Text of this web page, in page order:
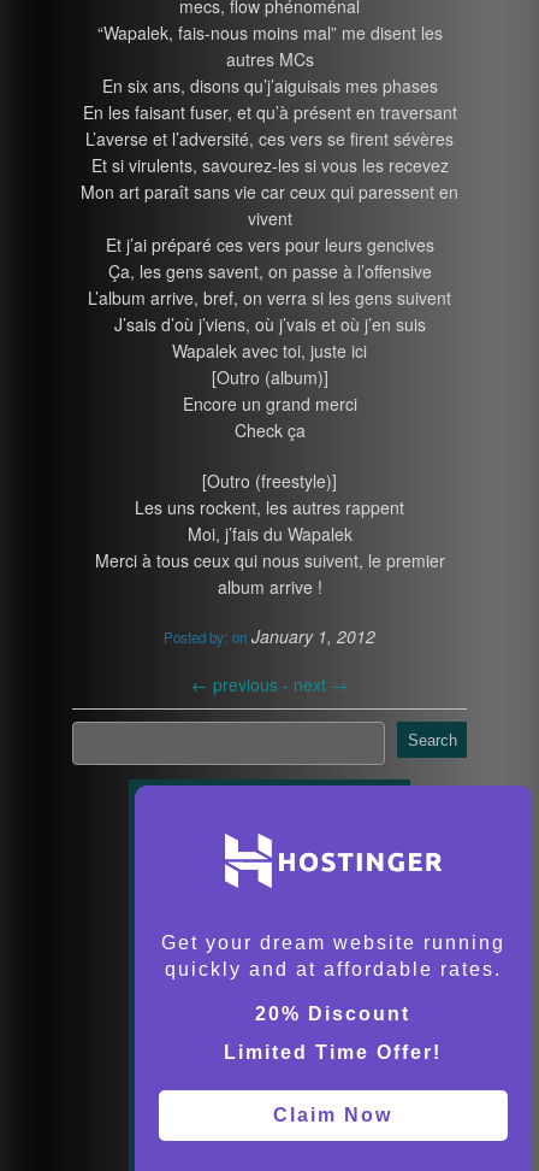
mecs, flow phénoménal
“Wapalek, fais-nous moins mal” me disent les
autres MCs
En six ans, disons qu’j’aiguisais mes phases
En les faisant fuser, et qu’à présent en traversant
L’averse et l’adversité, ces vers se firent sévères
Et si virulents, savourez-les si vous les recevez
Mon art paraît sans vie car ceux qui paressent en
vivent
Et j’ai préparé ces vers pour leurs gencives
Ça, les gens savent, on passe à l’offensive
L’album arrive, bref, on verra si les gens suivent
J’sais d’où j’viens, où j’vais et où j’en suis
Wapalek avec toi, juste ici
[Outro (album)]
Encore un grand merci
Check ça
[Outro (freestyle)]
Les uns rockent, les autres rappent
Moi, j’fais du Wapalek
Merci à tous ceux qui nous suivent, le premier
album arrive !
Posted by: on January 1, 2012
← previous - next →
Search
Get your dream website running
quickly and at affordable rates.
20% Discount
Limited Time Offer!
Claim Now